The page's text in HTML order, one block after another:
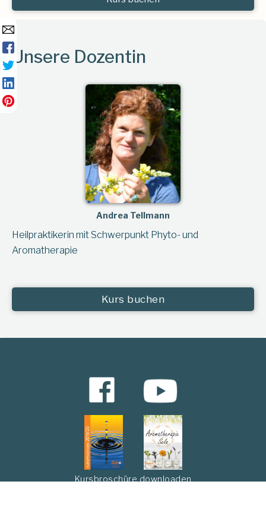
Unsere Dozentin
Andrea Tellmann
Heilpraktikerin mit Schwerpunkt Phyto- und
Aromatherapie
Kurs buchen
Kursbroschüre downloaden